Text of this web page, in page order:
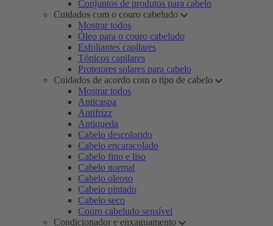
Conjuntos de produtos para cabelo
Cuidados com o couro cabeludo
Mostrar todos
Óleo para o couro cabeludo
Esfoliantes capilares
Tónicos capilares
Protetores solares para cabelo
Cuidados de acordo com o tipo de cabelo
Mostrar todos
Anticaspa
Antifrizz
Antiqueda
Cabelo descolorido
Cabelo encaracolado
Cabelo fino e liso
Cabelo normal
Cabelo oleoso
Cabelo pintado
Cabelo seco
Couro cabeludo sensível
Condicionador e enxaguamento